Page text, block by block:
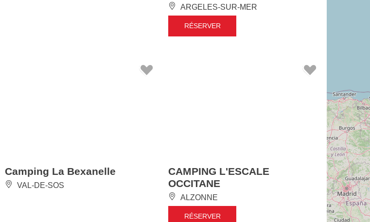
ARGELES-SUR-MER
RÉSERVER
Camping La Bexanelle
VAL-DE-SOS
CAMPING L'ESCALE
OCCITANE
ALZONNE
RÉSERVER